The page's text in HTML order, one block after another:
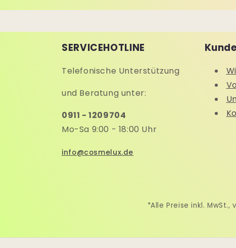
SERVICEHOTLINE
Telefonische Unterstützung
und Beratung unter:
0911 - 1209704
Mo-Sa 9:00 - 18:00 Uhr
info@cosmelux.de
*Alle Preise inkl.